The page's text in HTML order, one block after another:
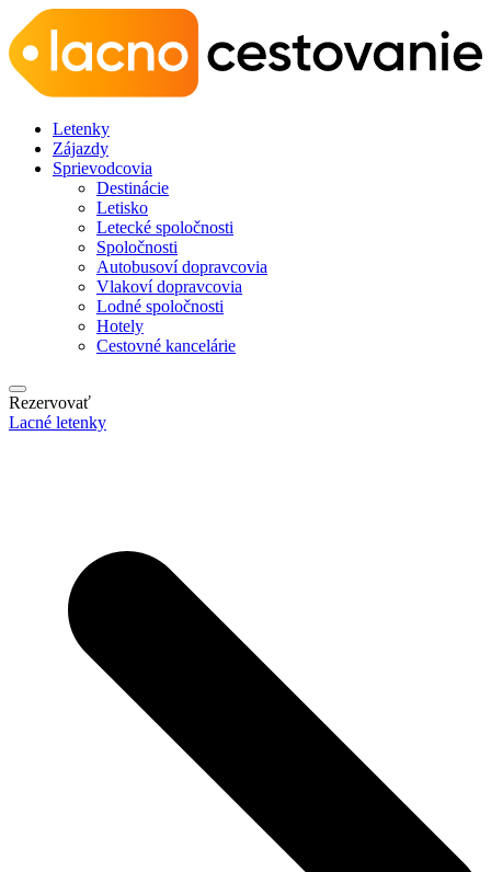
Letenky
Zájazdy
Sprievodcovia
Destinácie
Letisko
Letecké spoločnosti
Spoločnosti
Autobusoví dopravcovia
Vlakoví dopravcovia
Lodné spoločnosti
Hotely
Cestovné kancelárie
Rezervovať
Lacné letenky